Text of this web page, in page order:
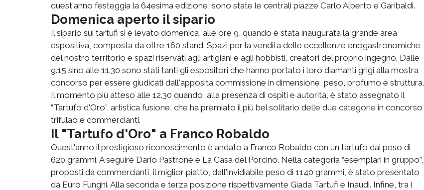
quest'anno festeggia la 64esima edizione, sono state le centrali piazze Carlo Alberto e Garibaldi.
Domenica aperto il sipario
Il sipario sui tartufi si è levato domenica, alle ore 9, quando è stata inaugurata la grande area
espositiva, composta da oltre 160 stand. Spazi per la vendita delle eccellenze enogastronomiche
del nostro territorio e spazi riservati agli artigiani e agli hobbisti, creatori del proprio ingegno. Dalle
9.15 sino alle 11.30 sono stati tanti gli espositori che hanno portato i loro diamanti grigi alla mostra
concorso per essere giudicati dall'apposita commissione in dimensione, peso, profumo e struttura.
Il momento più atteso alle 12.30 quando, alla presenza di ospiti e autorità, è stato assegnato il
“Tartufo d'Oro”, artistica fusione, che ha premiato il più bel solitario delle due categorie in concorso
trifulao e commercianti.
Il "Tartufo d'Oro" a Franco Robaldo
Quest'anno il prestigioso riconoscimento è andato a Franco Robaldo con un tartufo dal peso di
620 grammi. A seguire Dario Pastrone e La Casa del Porcino. Nella categoria “esemplari in gruppo”,
proposti da commercianti, il miglior piatto, dall'invidiabile peso di 1140 grammi, è stato presentato
da Euro Funghi. Alla seconda e terza posizione rispettivamente Giada Tartufi e Inaudi. Infine, tra i